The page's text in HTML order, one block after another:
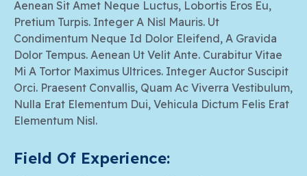
Aenean Sit Amet Neque Luctus, Lobortis Eros Eu,
Pretium Turpis. Integer A Nisl Mauris. Ut
Condimentum Neque Id Dolor Eleifend, A Gravida
Dolor Tempus. Aenean Ut Velit Ante. Curabitur Vitae
Mi A Tortor Maximus Ultrices. Integer Auctor Suscipit
Orci. Praesent Convallis, Quam Ac Viverra Vestibulum,
Nulla Erat Elementum Dui, Vehicula Dictum Felis Erat
Elementum Nisl.
Field Of Experience: